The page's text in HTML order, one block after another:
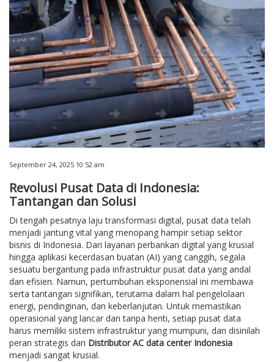
September 24, 2025 10:52 am
Revolusi Pusat Data di Indonesia:
Tantangan dan Solusi
Di tengah pesatnya laju transformasi digital, pusat data telah
menjadi jantung vital yang menopang hampir setiap sektor
bisnis di Indonesia. Dari layanan perbankan digital yang krusial
hingga aplikasi kecerdasan buatan (AI) yang canggih, segala
sesuatu bergantung pada infrastruktur pusat data yang andal
dan efisien. Namun, pertumbuhan eksponensial ini membawa
serta tantangan signifikan, terutama dalam hal pengelolaan
energi, pendinginan, dan keberlanjutan. Untuk memastikan
operasional yang lancar dan tanpa henti, setiap pusat data
harus memiliki sistem infrastruktur yang mumpuni, dan disinilah
peran strategis dari Distributor AC data center Indonesia
menjadi sangat krusial.